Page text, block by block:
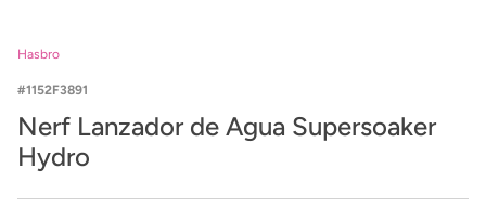
Hasbro
1152F3891
Nerf Lanzador de Agua Supersoaker
Hydro